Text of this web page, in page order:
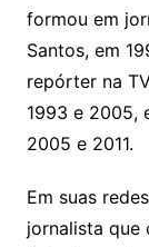
formou em
Santos, em
repórter na
1993 e 2005,
2005 e 2011.
Em suas
jornalista que